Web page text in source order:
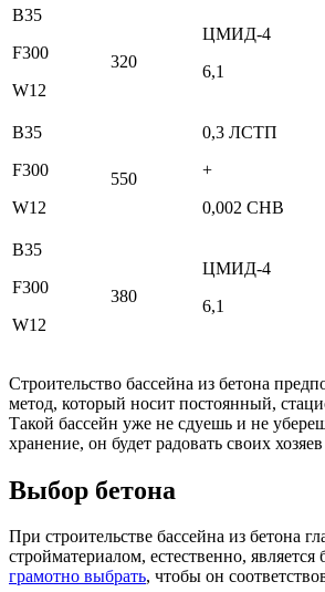
B35
F300
W12
320
ЦМИД-4
6,1
B35
F300
W12
550
0,3 ЛСТП
+
0,002 СНВ
B35
F300
W12
380
ЦМИД-4
6,1
Строительство бассейна из бетона
метод, который носит постоянный,
Такой бассейн уже не сдуешь и не
хранение, он будет радовать своих
Выбор бетона
При строительстве бассейна из бетона
стройматериалом, естественно, является
грамотно выбрать, чтобы он